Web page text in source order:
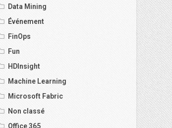
Data Mining
Événement
FinOps
Fun
HDInsight
Machine Learning
Microsoft Fabric
Non classé
Office 365